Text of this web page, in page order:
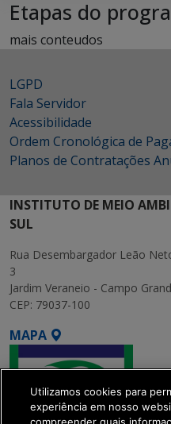
Etapas do
mais conteudos
LGPD
Fala Servidor
Acessibilidade
Ordem Cronológica de
Planos de Contratações
INSTITUTO DE MEIO
SUL
Rua Desembargador Leão
3
Jardim Veraneio - Campo
CEP: 79037-100
MAPA
Utilizamos cookies para
experiência em nosso